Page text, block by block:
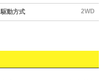
駆動方式 2WD